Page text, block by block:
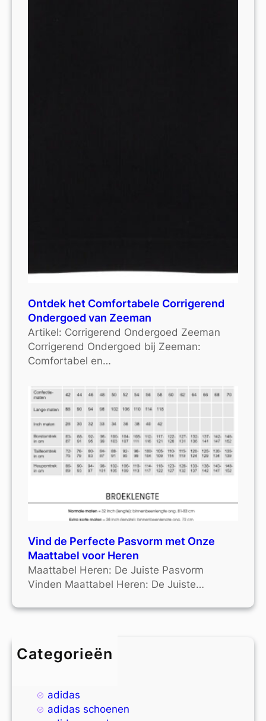
Ontdek het Comfortabele Corrigerend
Ondergoed van Zeeman
Artikel: Corrigerend Ondergoed Zeeman
Corrigerend Ondergoed bij Zeeman:
Comfortabel en…
Vind de Perfecte Pasvorm met Onze
Maattabel voor Heren
Maattabel Heren: De Juiste Pasvorm
Vinden Maattabel Heren: De Juiste…
Categorieën
4xl
adidas
adidas schoenen